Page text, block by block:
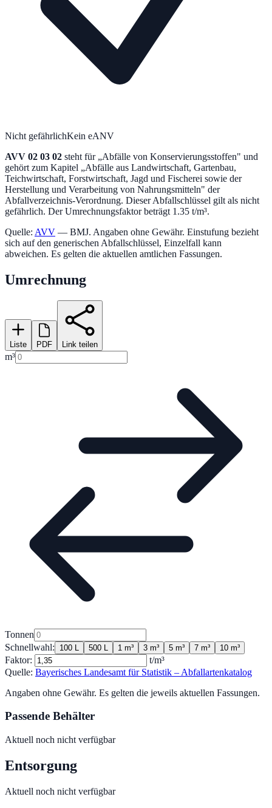
Nicht gefährlichKein eANV
AVV 02 03 02 steht für „Abfälle von Konservierungsstoffen" und
gehört zum Kapitel „Abfälle aus Landwirtschaft, Gartenbau,
Teichwirtschaft, Forstwirtschaft, Jagd und Fischerei sowie der
Herstellung und Verarbeitung von Nahrungsmitteln" der
Abfallverzeichnis-Verordnung. Dieser Abfallschlüssel gilt als nicht
gefährlich. Der Umrechnungsfaktor beträgt 1.35 t/m³.
Quelle: AVV — BMJ. Angaben ohne Gewähr. Einstufung bezieht
sich auf den generischen Abfallschlüssel, Einzelfall kann
abweichen. Es gelten die aktuellen amtlichen Fassungen.
Umrechnung
Liste PDF Link teilen
m³
Tonnen
Schnellwahl:
100 L 500 L 1 m³ 3 m³ 5 m³ 7 m³ 10 m³
Faktor:
t/m³
Quelle: Bayerisches Landesamt für Statistik – Abfallartenkatalog
Angaben ohne Gewähr. Es gelten die jeweils aktuellen Fassungen.
Passende Behälter
Aktuell noch nicht verfügbar
Entsorgung
Aktuell noch nicht verfügbar